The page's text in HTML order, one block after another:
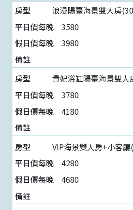
浪漫陽臺海景雙人房
3580
3980
貴妃浴缸陽臺海景雙人
3780
4180
VIP海景雙人房+小客
4280
4680